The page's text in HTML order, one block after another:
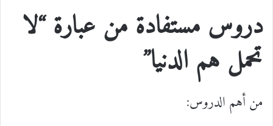
دروس مستفادة من عبارة “لا
تحمل هم الدنيا”
من أهم الدروس: